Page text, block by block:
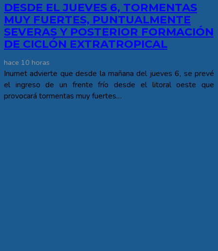
DESDE EL JUEVES 6, TORMENTAS
MUY FUERTES, PUNTUALMENTE
SEVERAS Y POSTERIOR FORMACIÓN
DE CICLÓN EXTRATROPICAL
hace 10 horas
Inumet advierte que desde la mañana del jueves 6, se prevé
el ingreso de un frente frío desde el litoral oeste que
provocará tormentas muy fuertes…